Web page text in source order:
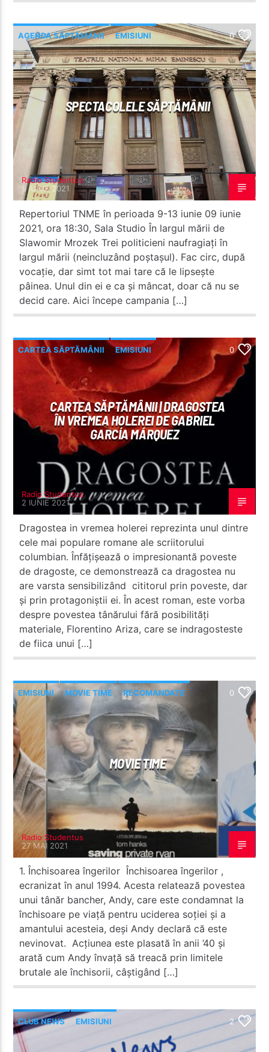
AGENDA SĂPTĂMÂNII EMISIUNI 0
SPECTACOLELE SĂPTĂMÂNII
Radio Studentus
9 IUNIE 2021
Repertoriul TNME în perioada 9-13 iunie 09 iunie
2021, ora 18:30, Sala Studio În largul mării de
Slawomir Mrozek Trei politicieni naufragiați în
largul mării (neincluzând poștașul). Fac circ, după
vocație, dar simt tot mai tare că le lipsește
pâinea. Unul din ei e ca și mâncat, doar că nu se
decid care. Aici începe campania […]
CARTEA SĂPTĂMÂNII EMISIUNI
RECOMANDATE
0
CARTEA SĂPTĂMÂNII | DRAGOSTEA
ÎN VREMEA HOLEREI DE GABRIEL
GARCÍA MÁRQUEZ
Radio Studentus
2 IUNIE 2021
Dragostea in vremea holerei reprezinta unul dintre
cele mai populare romane ale scriitorului
columbian. Înfățișează o impresionantă poveste
de dragoste, ce demonstrează ca dragostea nu
are varsta sensibilizând cititorul prin poveste, dar
și prin protagoniștii ei. În acest roman, este vorba
despre povestea tânărului fără posibilități
materiale, Florentino Ariza, care se indragosteste
de fiica unui […]
EMISIUNI MOVIE TIME RECOMANDATE 0
MOVIE TIME
Radio Studentus
27 MAI 2021
1. Închisoarea îngerilor Închisoarea îngerilor ,
ecranizat în anul 1994. Acesta relatează povestea
unui tânăr bancher, Andy, care este condamnat la
închisoare pe viață pentru uciderea soției și a
amantului acesteia, deși Andy declară că este
nevinovat. Acțiunea este plasată în anii ’40 și
arată cum Andy învață să treacă prin limitele
brutale ale închisorii, câștigând […]
CLUB NEWS EMISIUNI 2